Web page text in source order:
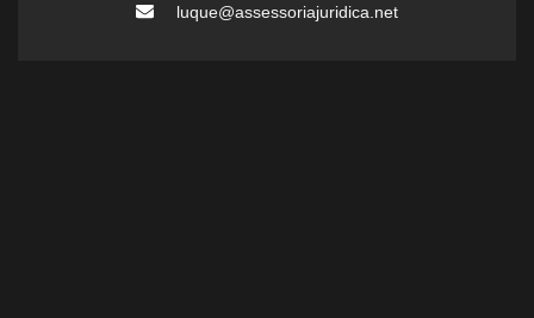
luque@assessoriajuridica.net